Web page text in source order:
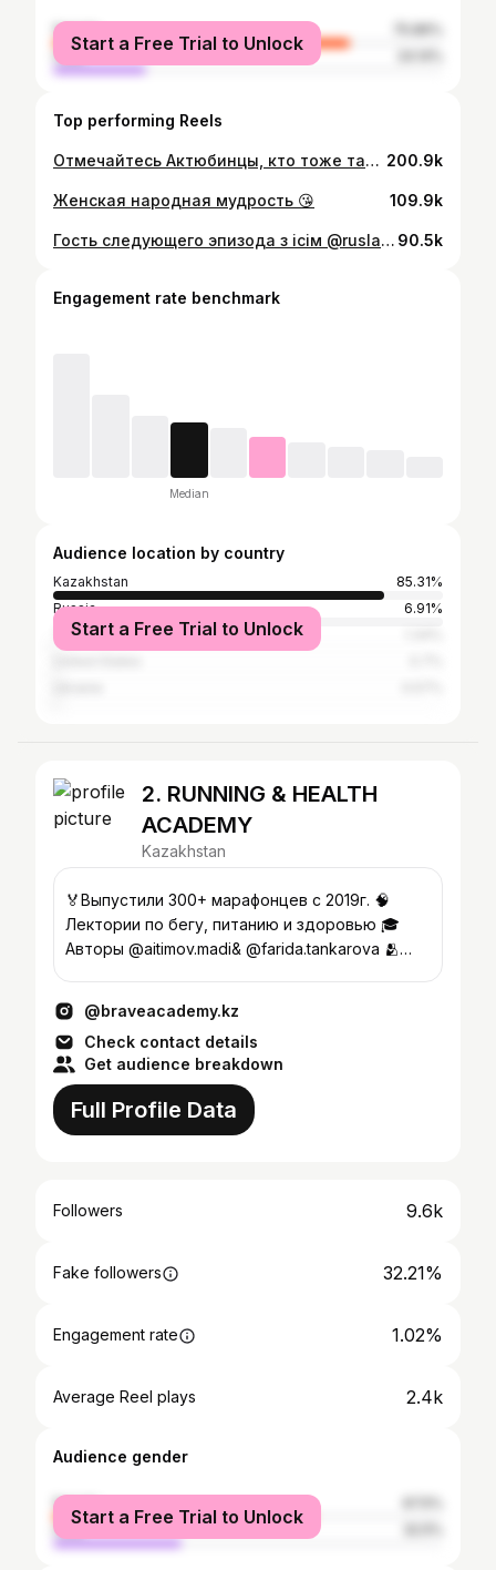
female
male
Start a Free Trial to Unlock
Top performing Reels
Отмечайтесь Актюбинцы, кто тоже так делает 😅? 200.9k
Женская народная мудрость 😘 109.9k
Гость следующего эпизода Өз ісім @ruslantai 🔥 Продакшн @malevichkz Звук @arttechnikakz 90.5k
Engagement rate benchmark
Median
Audience location by country
Kazakhstan
85.31%
Russia
6.91%
Turkey
Start a Free Trial to Unlock
2. RUNNING & HEALTH
ACADEMY
Kazakhstan
🏅Выпустили 300+ марафонцев с 2019г. 🧠
Лектории по бегу, питанию и здоровью 🎓
Авторы @aitimov.madi& @farida.tankarova 🫂
@braveacademy.kz
Check contact details
Get audience breakdown
Full Profile Data
Followers 9.6k
Fake followers 32.21%
Engagement rate 1.02%
Average Reel plays 2.4k
Audience gender
female
male
Start a Free Trial to Unlock